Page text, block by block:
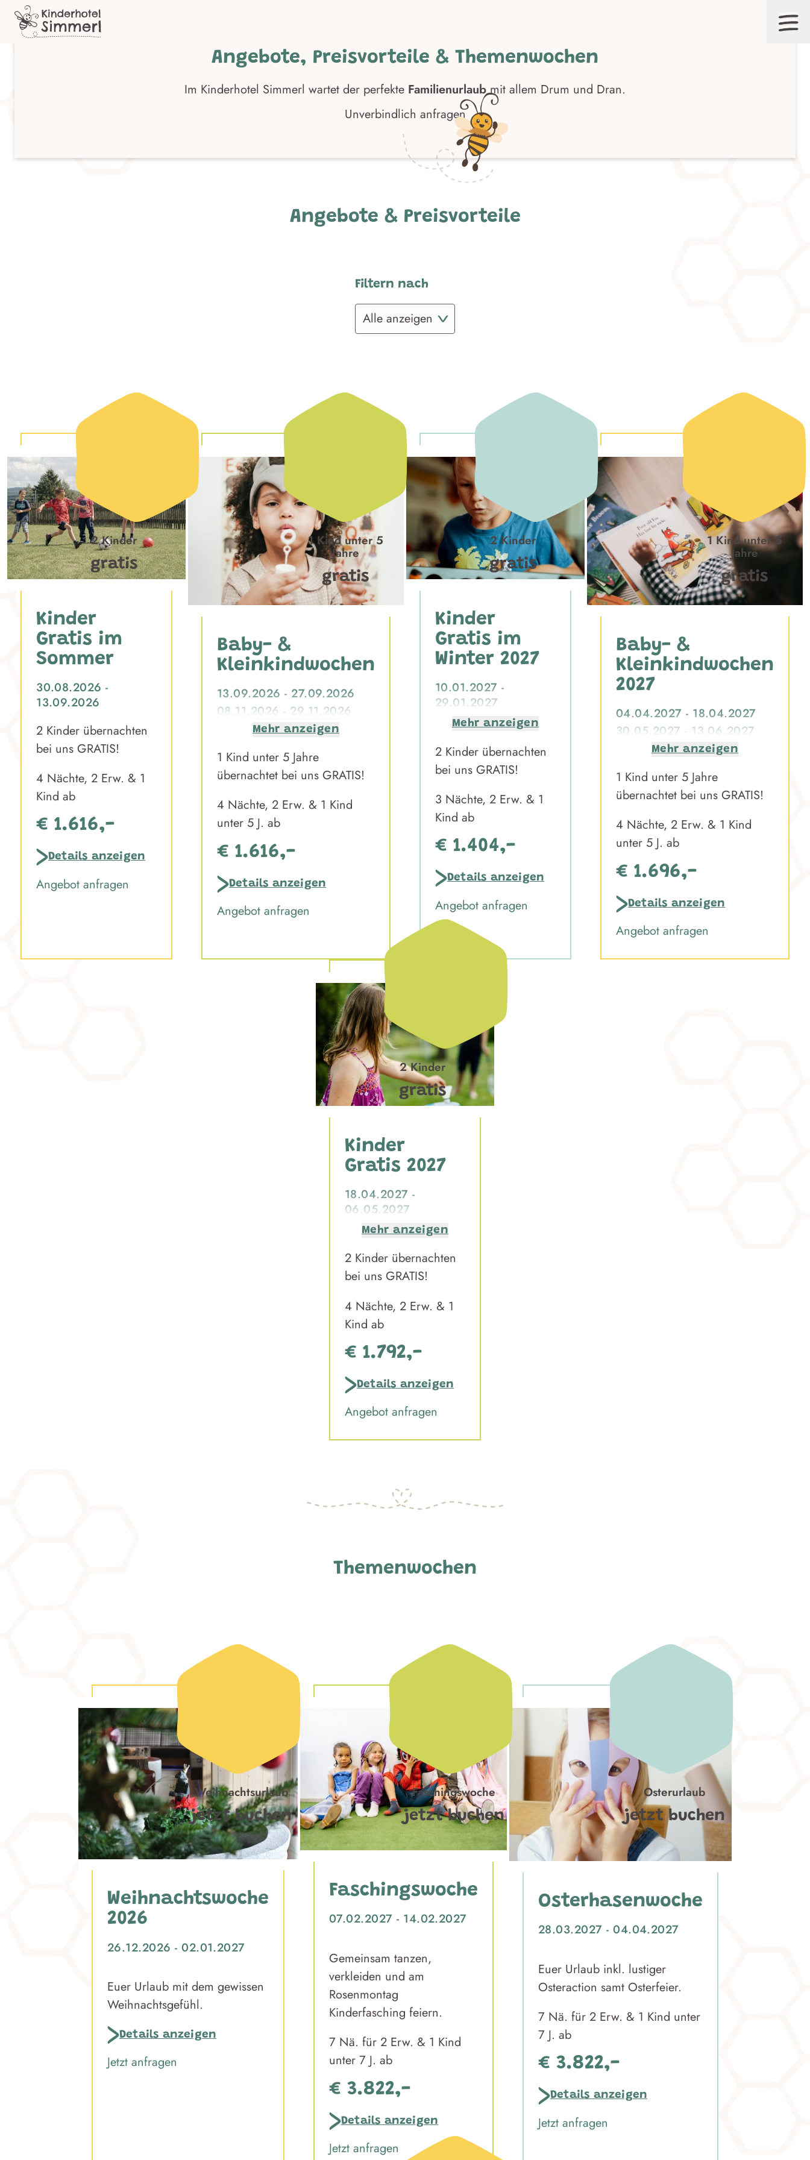
Zum
Inhalt
Angebote, Preisvorteile & Themenwochen
Im Kinderhotel Simmerl wartet der perfekte Familienurlaubmit allem Drum und Dran.
Unverbindlich anfragen
Angebote & Preisvorteile
Filtern nach
Filtern
2 Kinder
gratis
Kinder
Gratis im
Sommer
30.08.2026 -
13.09.2026
2 Kinder übernachten
bei uns GRATIS!
4 Nächte, 2 Erw. & 1
Kind ab
€ 1.616,-
Details anzeigen
Angebot anfragen
1 Kind unter 5
Jahre
gratis
Baby- &
Kleinkindwochen
13.09.2026 - 27.09.2026
08.11.2026 - 29.11.2026
Mehr anzeigen
1 Kind unter 5 Jahre
übernachtet bei uns GRATIS!
4 Nächte, 2 Erw. & 1 Kind
unter 5 J. ab
€ 1.616,-
Details anzeigen
Angebot anfragen
2 Kinder
gratis
Kinder
Gratis im
Winter 2027
10.01.2027 -
29.01.2027
14.02.2027 -
Mehr anzeigen
2 Kinder übernachten
bei uns GRATIS!
3 Nächte, 2 Erw. & 1
Kind ab
€ 1.404,-
Details anzeigen
Angebot anfragen
1 Kind unter 5
Jahre
gratis
Baby- &
Kleinkindwochen
2027
04.04.2027 - 18.04.2027
30.05.2027 - 13.06.2027
12.09.2027 - 03.10.2027
Mehr anzeigen
1 Kind unter 5 Jahre
übernachtet bei uns GRATIS!
4 Nächte, 2 Erw. & 1 Kind
unter 5 J. ab
€ 1.696,-
Details anzeigen
Angebot anfragen
2 Kinder
gratis
Kinder
Gratis 2027
18.04.2027 -
06.05.2027
13.06.2027 -
05.09.2027 -
12.09.2027
Mehr anzeigen
2 Kinder übernachten
bei uns GRATIS!
4 Nächte, 2 Erw. & 1
Kind ab
€ 1.792,-
Details anzeigen
Angebot anfragen
Themenwochen
Weihnachtsurlaub
jetzt buchen
Weihnachtswoche
2026
26.12.2026 - 02.01.2027
Euer Urlaub mit dem gewissen
Weihnachtsgefühl.
Details anzeigen
Jetzt anfragen
Faschingswoche
jetzt buchen
Faschingswoche
07.02.2027 - 14.02.2027
Gemeinsam tanzen,
verkleiden und am
Rosenmontag
Kinderfasching feiern.
7 Nä. für 2 Erw. & 1 Kind
unter 7 J. ab
€ 3.822,-
Details anzeigen
Jetzt anfragen
Osterurlaub
jetzt buchen
Osterhasenwoche
28.03.2027 - 04.04.2027
Euer Urlaub inkl. lustiger
Osteraction samt Osterfeier.
7 Nä. für 2 Erw. & 1 Kind unter
7 J. ab
€ 3.822,-
Details anzeigen
Jetzt anfragen